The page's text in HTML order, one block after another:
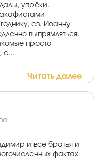
упрёки.
св. Иоанну
выпрямляться.
просто
с...
Читать далее
и все братья и
фактах